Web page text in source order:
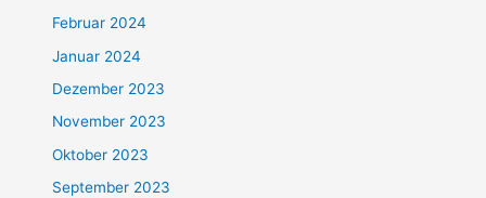
Februar 2024
Januar 2024
Dezember 2023
November 2023
Oktober 2023
September 2023